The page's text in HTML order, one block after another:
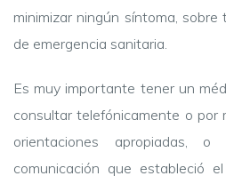
minimizar ningún síntoma,
de emergencia sanitaria.
Es muy importante tener un
consultar telefónicamente o por
orientaciones apropiadas,
comunicación que estableció